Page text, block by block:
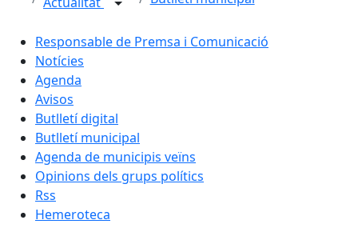
Responsable de Premsa i Comunicació
Notícies
Agenda
Avisos
Butlletí digital
Butlletí municipal
Agenda de municipis veïns
Opinions dels grups polítics
Rss
Hemeroteca